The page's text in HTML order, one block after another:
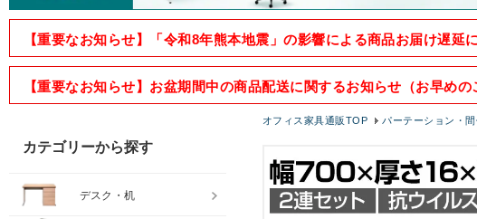
【重要なお知らせ】「令和8年熊本地震」の影響による商品お届け遅延
【重要なお知らせ】お盆期間中の商品配送に関するお知らせ（お早めの
オフィス家具通販TOP パーテーション・間
カテゴリーから探す
デスク・机